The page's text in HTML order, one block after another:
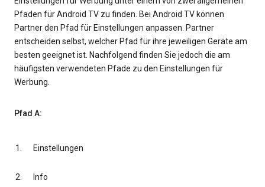
Pfaden für Android TV zu finden. Bei Android TV können
Partner den Pfad für Einstellungen anpassen. Partner
entscheiden selbst, welcher Pfad für ihre jeweiligen Geräte am
besten geeignet ist. Nachfolgend finden Sie jedoch die am
häufigsten verwendeten Pfade zu den Einstellungen für
Werbung.
Pfad A:
Einstellungen
Info